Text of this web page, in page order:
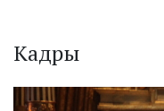
Кадры